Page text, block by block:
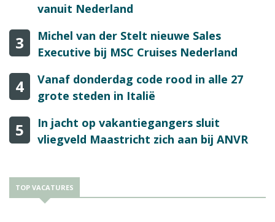
vanuit Nederland
3
Michel van der Stelt nieuwe Sales
Executive bij MSC Cruises Nederland
4
Vanaf donderdag code rood in alle 27
grote steden in Italië
5
In jacht op vakantiegangers sluit
vliegveld Maastricht zich aan bij ANVR
TOP VACATURES